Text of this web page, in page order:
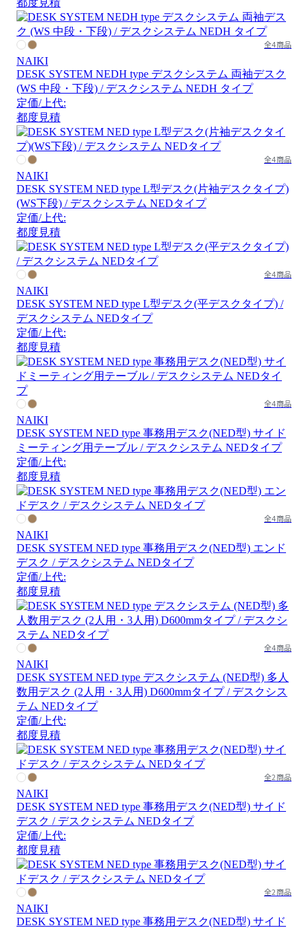
都度見積
全4商品
NAIKI
DESK SYSTEM NEDH type デスクシステム 両袖デスク
(WS 中段・下段) / デスクシステム NEDH タイプ
定価/上代:
都度見積
全4商品
NAIKI
DESK SYSTEM NED type L型デスク(片袖デスクタイプ)
(WS下段) / デスクシステム NEDタイプ
定価/上代:
都度見積
全4商品
NAIKI
DESK SYSTEM NED type L型デスク(平デスクタイプ) /
デスクシステム NEDタイプ
定価/上代:
都度見積
全4商品
NAIKI
DESK SYSTEM NED type 事務用デスク(NED型) サイド
ミーティング用テーブル / デスクシステム NEDタイプ
定価/上代:
都度見積
全4商品
NAIKI
DESK SYSTEM NED type 事務用デスク(NED型) エンド
デスク / デスクシステム NEDタイプ
定価/上代:
都度見積
全4商品
NAIKI
DESK SYSTEM NED type デスクシステム (NED型) 多人
数用デスク (2人用・3人用) D600mmタイプ / デスクシス
テム NEDタイプ
定価/上代:
都度見積
全2商品
NAIKI
DESK SYSTEM NED type 事務用デスク(NED型) サイド
デスク / デスクシステム NEDタイプ
定価/上代:
都度見積
全2商品
NAIKI
DESK SYSTEM NED type 事務用デスク(NED型) サイド